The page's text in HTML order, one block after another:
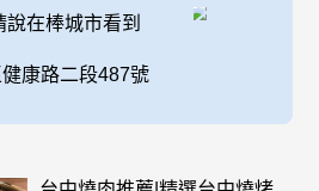
說在棒城市看到
康路二段487號